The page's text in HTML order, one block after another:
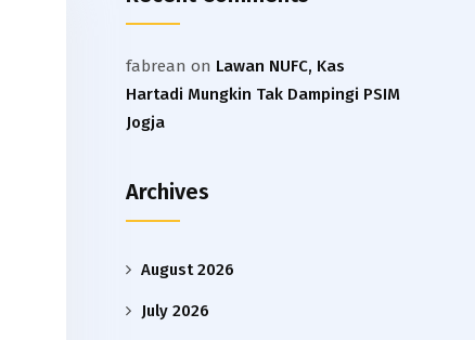
fabrean on Lawan NUFC, Kas
Hartadi Mungkin Tak Dampingi PSIM
Jogja
Archives
August 2026
July 2026